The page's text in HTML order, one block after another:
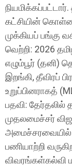
கட்சியின்
முக்கியப் பங்கு
வெற்றி: 2026
எழும்பூர் (தனி)
இறங்கி, தீவிரப்
உறுப்பினராகத்
பதவி:
முதலமைச்சர்
அமைச்சரவையில்
பணியாற்றி
விவரங்கள்கல்வி